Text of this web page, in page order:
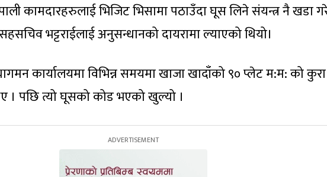
कामदारहरुलाई भिजिट भिसामा पठाउँदा घूस लिने संयन्त्र नै खडा
भट्टराईलाई अनुसन्धानको दायरामा ल्याएको थियो।
कार्यालयमा विभिन्न समयमा खाजा खादाँको ९० प्लेट म:म: को
। पछि त्यो घूसको कोड भएको खुल्यो ।